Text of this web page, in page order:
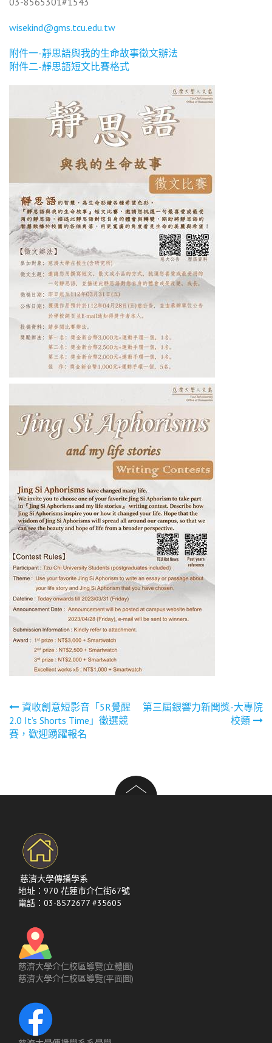
wisekind@gms.tcu.edu.tw
附件一-靜思語與我的生命故事徵文辦法
附件二-靜思語短文比賽格式
文
章
覽
資收創意短影音「5R覺醒
2.0 It’s Shorts Time」徵選競
賽，歡迎踴躍報名
第三屆銀響力新聞獎-大專院
校類
慈濟大學傳播學系
地址：970 花蓮市介仁街67號
電話：03-8572677 #35605
慈濟大學介仁校區導覽(立體圖)
慈濟大學介仁校區導覽(平面圖)